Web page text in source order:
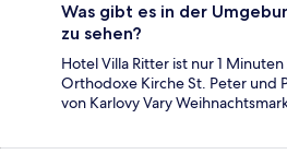
Was gibt es in der
zu sehen?
Hotel Villa Ritter ist nur 1 Minuten
Orthodoxe Kirche St. Peter und
von Karlovy Vary